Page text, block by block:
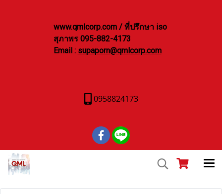
www.qmlcorp.com / ที่ปรึกษา iso
สุภาพร 095-882-4173
Email : supaporn@qmlcorp.com
0958824173